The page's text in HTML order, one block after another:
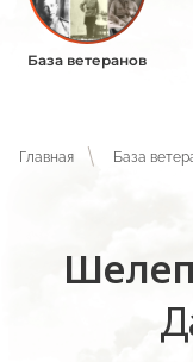
База ветеранов
Главная База